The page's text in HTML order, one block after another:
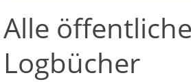
Navigation
Über Lobbypedia
Alle
Logbücher